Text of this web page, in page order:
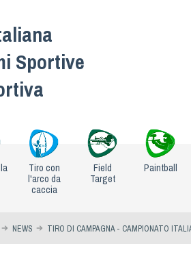
Sportive
Tiro con
l'arco da
caccia
Field
Target
Paintball
NEWS TIRO DI CAMPAGNA - CAMPIONATO